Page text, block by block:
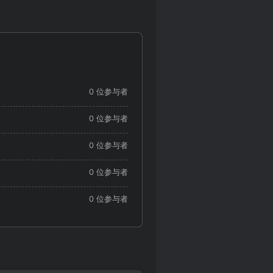
0 位参与者
0 位参与者
0 位参与者
0 位参与者
0 位参与者